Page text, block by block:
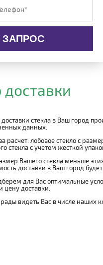
ЗАПРОС
доставки
доставки стекла в Ваш город
данных.
расчет: лобовое стекло с
стекла с учетом жесткой
Вашего стекла меньше
доставки в Ваш город
для Вас оптимальные
цену доставки.
видеть Вас в числе наших